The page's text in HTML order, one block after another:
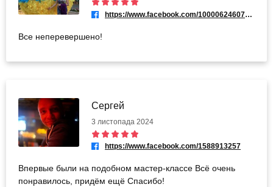
https://www.facebook.com/100006246070743
Все неперевершено!
Сергей
3 листопада 2024
https://www.facebook.com/1588913257
Впервые были на подобном мастер-классе Всё очень
понравилось, придём ещё Спасибо!